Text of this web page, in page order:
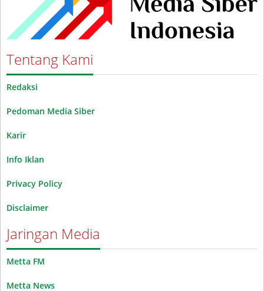
Tentang Kami
Redaksi
Pedoman Media Siber
Karir
Info Iklan
Privacy Policy
Disclaimer
Jaringan Media
Metta FM
Metta News